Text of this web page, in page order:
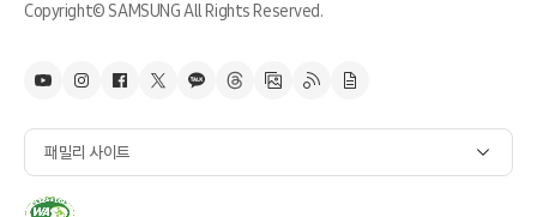
Copyright© SAMSUNG All Rights Reserved.
패밀리 사이트